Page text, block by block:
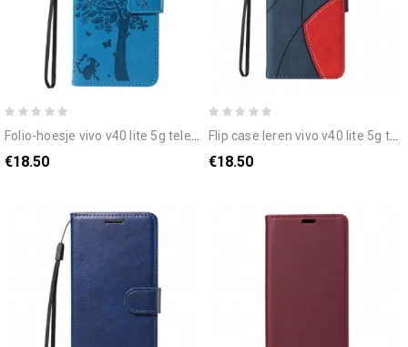
folio-hoesje vivo v40 lite 5g telefoonhoesje kat en boom
€18.50
flip case leren vivo v40 lite 5g tweekleurig rimpelpatroon
€18.50